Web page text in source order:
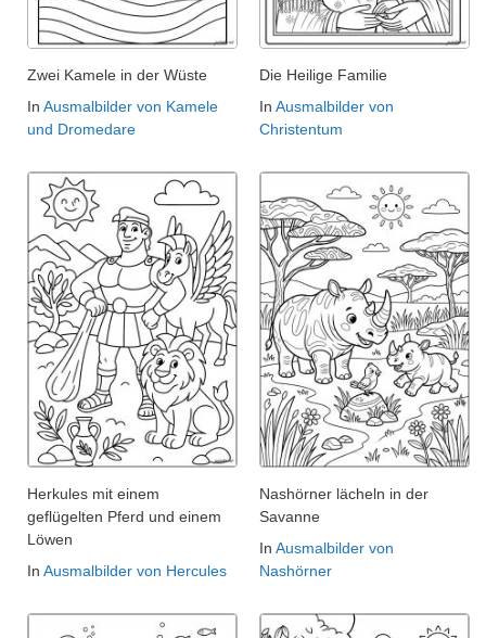
Zwei Kamele in der Wüste
In Ausmalbilder von Kamele
und Dromedare
Die Heilige Familie
In Ausmalbilder von
Christentum
Herkules mit einem
geflügelten Pferd und einem
Löwen
In Ausmalbilder von Hercules
Nashörner lächeln in der
Savanne
In Ausmalbilder von
Nashörner